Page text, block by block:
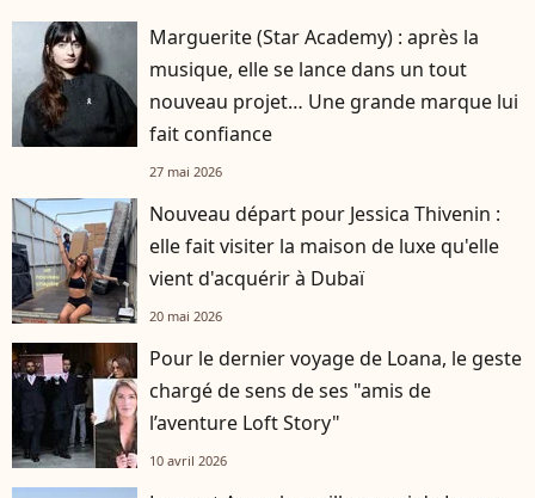
Marguerite (Star Academy) : après la
musique, elle se lance dans un tout
nouveau projet… Une grande marque lui
fait confiance
27 mai 2026
Nouveau départ pour Jessica Thivenin :
elle fait visiter la maison de luxe qu'elle
vient d'acquérir à Dubaï
20 mai 2026
Pour le dernier voyage de Loana, le geste
chargé de sens de ses "amis de
l’aventure Loft Story"
10 avril 2026